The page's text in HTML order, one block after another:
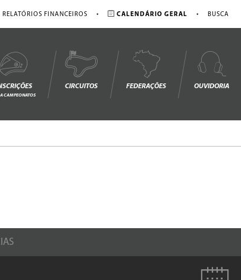
RELATÓRIOS FINANCEIROS • CALENDÁRIO GERAL • BUSCA
CAMPEONATOS
CIRCUITOS FEDERAÇÕES OUVIDORIA